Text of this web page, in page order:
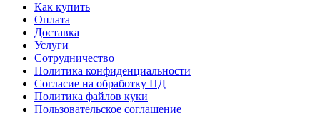
Как купить
Оплата
Доставка
Услуги
Сотрудничество
Политика конфиденциальности
Согласие на обработку ПД
Политика файлов куки
Пользовательское соглашение